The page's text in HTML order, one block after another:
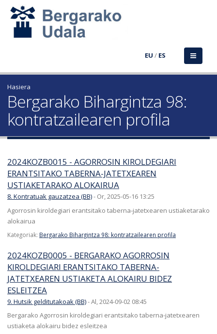
EU / ES
Hasiera
Bergarako Bihargintza 98:
kontratzailearen profila
2024KOZB0015 - AGORROSIN KIROLDEGIARI
ERANTSITAKO TABERNA-JATETXEAREN
USTIAKETARAKO ALOKAIRUA
8. Kontratuak gauzatzea (BB)- Or, 2025-05-16 13:25
Agorrosin kiroldegiari erantsitako taberna-jatetxearen ustiaketarako
alokairua
Kategoriak: Bergarako Bihargintza 98: kontratzailearen profila
2024KOZB0005 - BERGARAKO AGORROSIN
KIROLDEGIARI ERANTSITAKO TABERNA-
JATETXEAREN USTIAKETA ALOKAIRU BIDEZ
ESLEITZEA
9. Hutsik gelditutakoak (BB)-Al, 2024-09-02 08:45
Bergarako Agorrosin kiroldegiari erantsitako taberna-jatetxearen
ustiaketa alokairu bidez esleitzea